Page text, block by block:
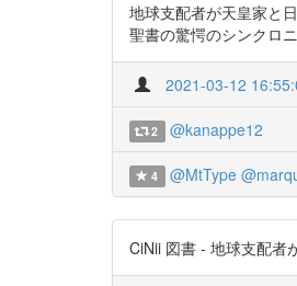
地球支配者が天皇家と
聖書の驚愕のシンクロ
2021-03-12
2 @kanappe12
4 @MtType
CiNii 図書 - 地球支配者